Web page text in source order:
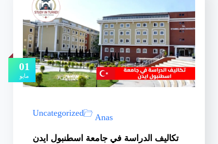
01
مايو
Anas
Uncategorized
تكاليف الدراسة في جامعة اسطنبول ايدن